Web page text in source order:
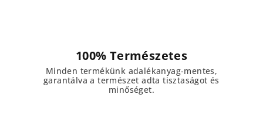
100% Természetes
Minden termékünk adalékanyag-mentes,
garantálva a természet adta tisztaságot és
minőséget.